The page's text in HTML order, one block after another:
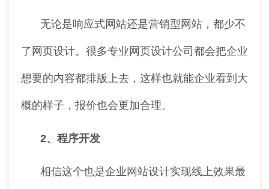
无论是响应式网站还是营销型网站，都少不
了网页设计。很多专业网页设计公司都会把企业
想要的内容都排版上去，这样也就能企业看到大
概的样子，报价也会更加合理。
2、程序开发
相信这个也是企业网站设计实现线上效果最